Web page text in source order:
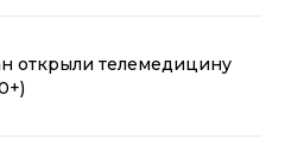
открыли телемедицину